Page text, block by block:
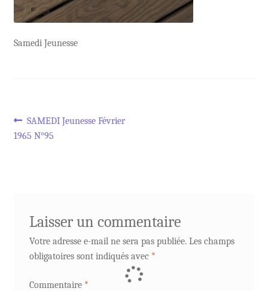
Samedi Jeunesse
Navigation
Article
précédent :
SAMEDI Jeunesse Février
1965 N°95
Laisser un commentaire
Votre adresse e-mail ne sera pas publiée. Les champs
obligatoires sont indiqués avec *
Commentaire *